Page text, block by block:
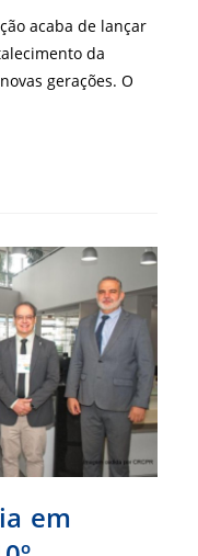
acaba de lançar
da
gerações. O
em